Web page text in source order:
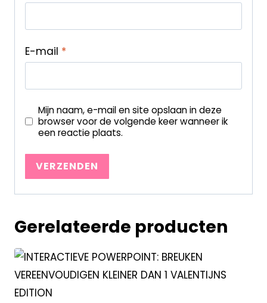
E-mail *
Mijn naam, e-mail en site opslaan in deze
browser voor de volgende keer wanneer ik
een reactie plaats.
Gerelateerde producten